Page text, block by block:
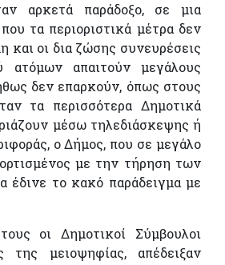
αρκετά παράδοξο, σε μια
τα περιοριστικά μέτρα δεν
και οι δια ζώσης συνευρέσεις
ατόμων απαιτούν μεγάλους
δεν επαρκούν, όπως στους
τα περισσότερα Δημοτικά
μέσω τηλεδιάσκεψης ή
ο Δήμος, που σε μεγάλο
με την τήρηση των
έδινε το κακό παράδειγμα με
οι Δημοτικοί Σύμβουλοι
της μειοψηφίας, απέδειξαν